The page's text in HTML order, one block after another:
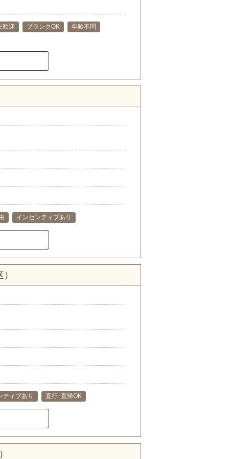
歓迎 ブランクOK 年齢不問
インセンティブあり
ティブあり 直行･直帰OK